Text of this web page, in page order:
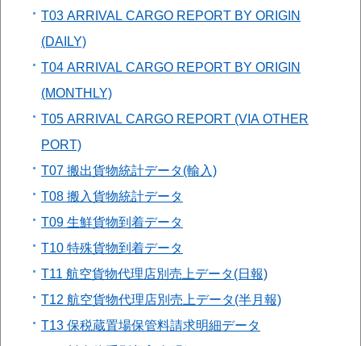
T03 ARRIVAL CARGO REPORT BY ORIGIN
(DAILY)
T04 ARRIVAL CARGO REPORT BY ORIGIN
(MONTHLY)
T05 ARRIVAL CARGO REPORT (VIA OTHER
PORT)
T07 搬出貨物統計データ(輸入)
T08 搬入貨物統計データ
T09 生鮮貨物到着データ
T10 特殊貨物到着データ
T11 航空貨物代理店別売上データ(日報)
T12 航空貨物代理店別売上データ(半月報)
T13 保税蔵置場保管料請求明細データ